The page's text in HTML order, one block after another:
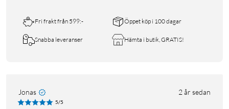
Fri frakt från 599:- Öppet köp i 100 dagar
Snabba leveranser Hämta i butik, GRATIS!
Jonas 2 år sedan
5/5